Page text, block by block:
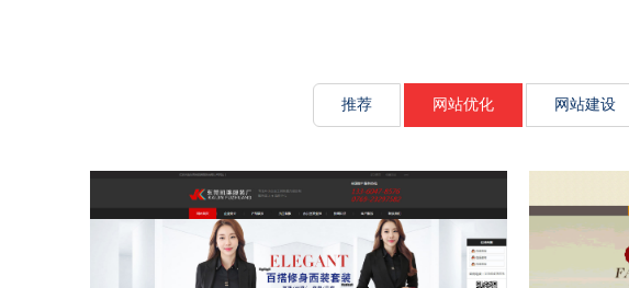
推荐 网站优化 网站建设